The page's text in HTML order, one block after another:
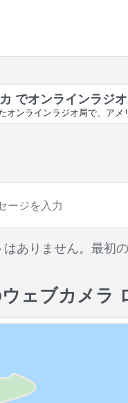
でオンラインラジ
オンラインラジオ局で、アメ
ありません。最初
ェブカメラ